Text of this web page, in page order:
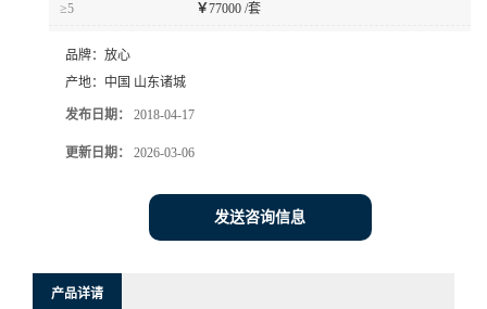
≥5 ￥77000 /套
品牌： 放心
产地： 中国 山东诸城
发布日期： 2018-04-17
更新日期： 2026-03-06
发送咨询信息
产品详请